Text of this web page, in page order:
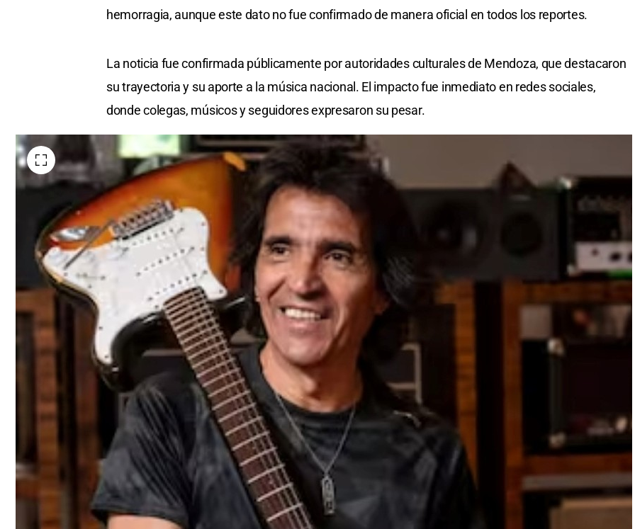
hemorragia, aunque este dato no fue confirmado de manera oficial en todos los reportes.
La noticia fue confirmada públicamente por autoridades culturales de Mendoza, que destacaron
su trayectoria y su aporte a la música nacional. El impacto fue inmediato en redes sociales,
donde colegas, músicos y seguidores expresaron su pesar.